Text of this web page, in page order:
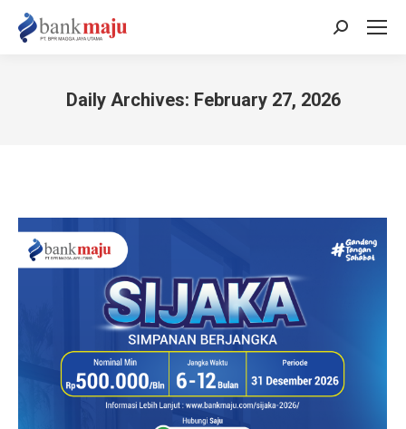
Search:
Daily Archives: February 27, 2026